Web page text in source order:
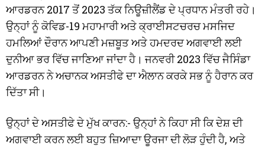
ਆਰਡਰਨ 2017 ਤੋਂ 2023 ਤੱਕ ਨਿਊਜ਼ੀਲੈਂਡ ਦੇ ਪ੍ਰਧਾਨ ਮੰਤਰੀ ਰਹੇ।
ਉਨ੍ਹਾਂ ਨੂੰ ਕੋਵਿਡ-19 ਮਹਾਮਾਰੀ ਅਤੇ ਕ੍ਰਾਈਸਟਚਰਚ ਮਸਜਿਦ
ਹਮਲਿਆਂ ਦੌਰਾਨ ਆਪਣੀ ਮਜ਼ਬੂਤ ਅਤੇ ਹਮਦਰਦ ਅਗਵਾਈ ਲਈ
ਦੁਨੀਆ ਭਰ ਵਿੱਚ ਜਾਣਿਆ ਜਾਂਦਾ ਹੈ। ਜਨਵਰੀ 2023 ਵਿੱਚ ਜੈਸਿੰਡਾ
ਆਰਡਰਨ ਨੇ ਅਚਾਨਕ ਅਸਤੀਫੇ ਦਾ ਐਲਾਨ ਕਰਕੇ ਸਭ ਨੂੰ ਹੈਰਾਨ ਕਰ
ਦਿੱਤਾ ਸੀ।
ਉਨ੍ਹਾਂ ਦੇ ਅਸਤੀਫੇ ਦੇ ਮੁੱਖ ਕਾਰਨ:- ਉਨ੍ਹਾਂ ਨੇ ਕਿਹਾ ਸੀ ਕਿ ਦੇਸ਼ ਦੀ
ਅਗਵਾਈ ਕਰਨ ਲਈ ਬਹੁਤ ਜ਼ਿਆਦਾ ਊਰਜਾ ਦੀ ਲੋੜ ਹੁੰਦੀ ਹੈ, ਅਤੇ